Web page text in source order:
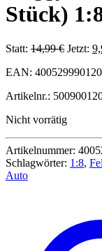
Stück)
Statt: 14,99€
war:
Jetzt:
EAN:
Artikelnr.:
Nicht vorrätig
Artikelnummer:
Schlagwörter: 1:8,
Auto